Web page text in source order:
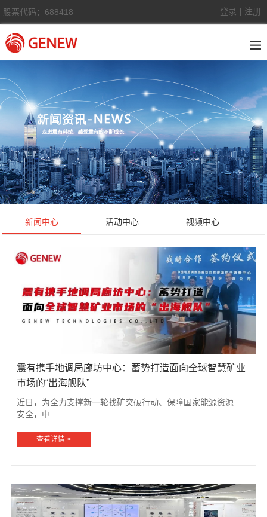
股票代码：688418 登录 注册
新闻中心 活动中心 视频中心
震有携手地调局廊坊中心：蓄势打造面向全球智慧矿业
市场的“出海舰队”
近日，为全力支撑新一轮找矿突破行动、保障国家能源资源
安全，中...
查看详情 >